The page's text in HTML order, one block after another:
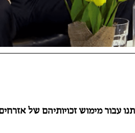
עבור מימוש זכויותיהם של